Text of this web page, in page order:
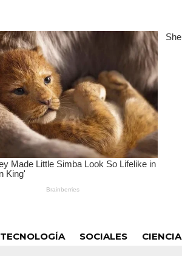
TECNOLOGÍA SOCIALES CIENCIA